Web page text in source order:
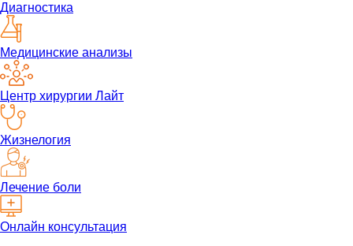
Диагностика
Медицинские анализы
Центр хирургии Лайт
Жизнелогия
Лечение боли
Онлайн консультация